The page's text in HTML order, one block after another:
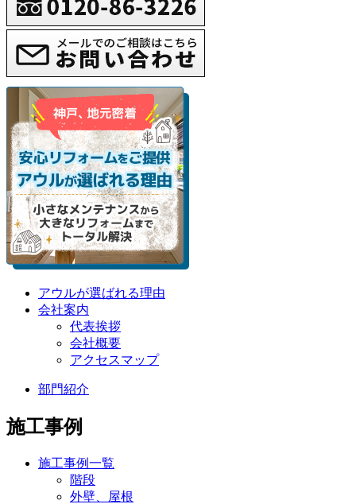
アウルが選ばれる理由
会社案内
代表挨拶
会社概要
アクセスマップ
部門紹介
施工事例
施工事例一覧
階段
外壁、屋根